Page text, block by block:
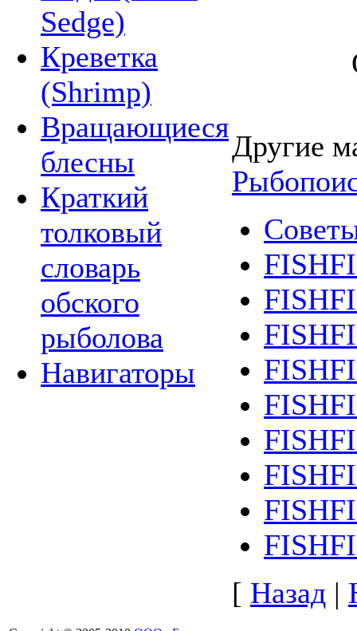
Sedge)
Креветка
(Shrimp)
Вращающиеся
блесны
Краткий
толковый
словарь
обского
рыболова
Навигаторы
Другие
[ Назад |